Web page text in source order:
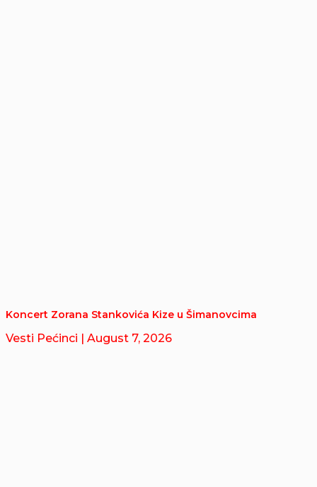
Koncert Zorana Stankovića Kize u Šimanovcima
Vesti Pećinci | August 7, 2026